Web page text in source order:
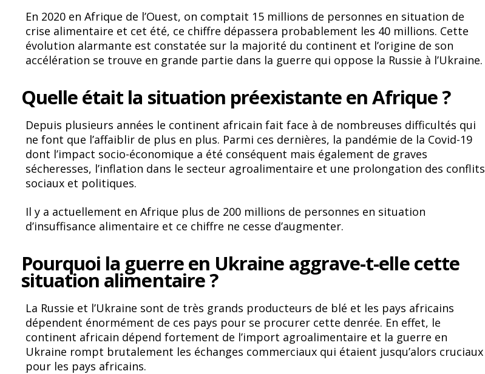
ac
e
b
o
o
k
u
e
sk
y
En 2020 en Afrique de l’Ouest, on comptait 15 millions de personnes en situation de
crise alimentaire et cet été, ce chiffre dépassera probablement les 40 millions. Cette
évolution alarmante est constatée sur la majorité du continent et l’origine de son
accélération se trouve en grande partie dans la guerre qui oppose la Russie à l’Ukraine.
Quelle était la situation préexistante en Afrique ?
Depuis plusieurs années le continent africain fait face à de nombreuses difficultés qui
ne font que l’affaiblir de plus en plus. Parmi ces dernières, la pandémie de la Covid-19
dont l’impact socio-économique a été conséquent mais également de graves
sécheresses, l’inflation dans le secteur agroalimentaire et une prolongation des conflits
sociaux et politiques.
Il y a actuellement en Afrique plus de 200 millions de personnes en situation
d’insuffisance alimentaire et ce chiffre ne cesse d’augmenter.
Pourquoi la guerre en Ukraine aggrave-t-elle cette
situation alimentaire ?
La Russie et l’Ukraine sont de très grands producteurs de blé et les pays africains
dépendent énormément de ces pays pour se procurer cette denrée. En effet, le
continent africain dépend fortement de l’import agroalimentaire et la guerre en
Ukraine rompt brutalement les échanges commerciaux qui étaient jusqu’alors cruciaux
pour les pays africains.